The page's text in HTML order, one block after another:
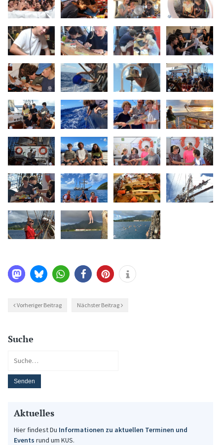
Vorheriger Beitrag Nächster Beitrag
Suche
Aktuelles
Hier findest Du Informationen zu aktuellen Terminen und
Events rund um KUS.